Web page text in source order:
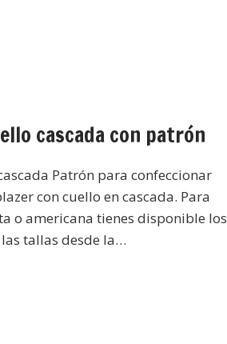
cascada con patrón
Patrón para confeccionar
con cuello en cascada. Para
o americana tienes disponible los
tallas desde la…